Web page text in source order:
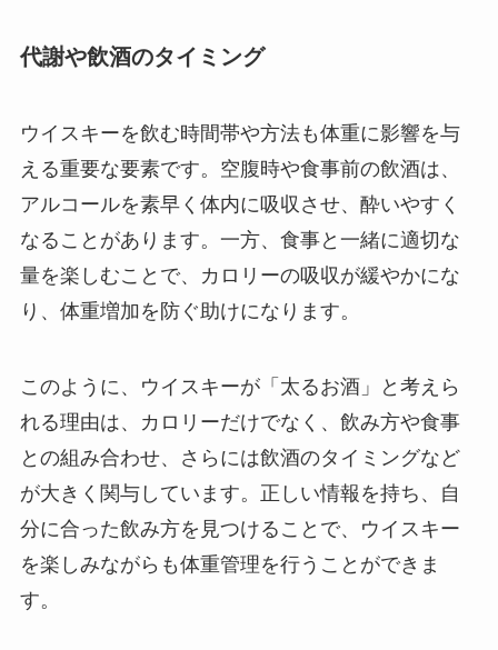
代謝や飲酒のタイミング
ウイスキーを飲む時間帯や方法も体重に影響を与
える重要な要素です。空腹時や食事前の飲酒は、
アルコールを素早く体内に吸収させ、酔いやすく
なることがあります。一方、食事と一緒に適切な
量を楽しむことで、カロリーの吸収が緩やかにな
り、体重増加を防ぐ助けになります。
このように、ウイスキーが「太るお酒」と考えら
れる理由は、カロリーだけでなく、飲み方や食事
との組み合わせ、さらには飲酒のタイミングなど
が大きく関与しています。正しい情報を持ち、自
分に合った飲み方を見つけることで、ウイスキー
を楽しみながらも体重管理を行うことができま
す。